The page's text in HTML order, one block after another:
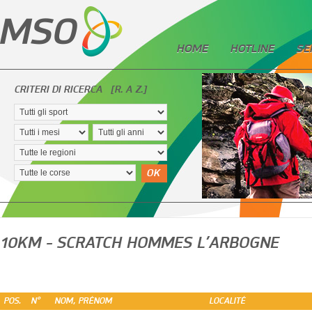
HOME HOTLINE
CRITERI DI RICERCA [R. A Z.]
OK
10KM - SCRATCH HOMMES L’ARBOGNE
POS. N° NOM, PRÉNOM LOCALITÉ